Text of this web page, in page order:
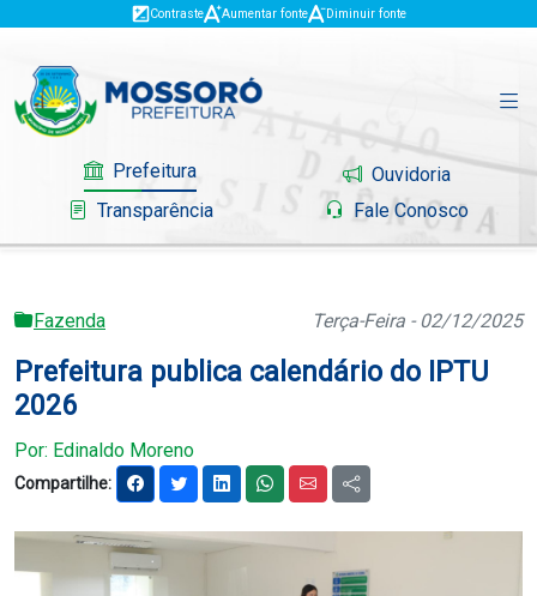
Contraste Aumentar fonte Diminuir fonte
Prefeitura
Ouvidoria
Transparência
Fale Conosco
Governo
Mossoró
Serviços
Portal do Contribuinte
Fazenda Terça-Feira - 02/12/2025
Prefeitura publica calendário do IPTU
2026
Por: Edinaldo Moreno
Compartilhe: